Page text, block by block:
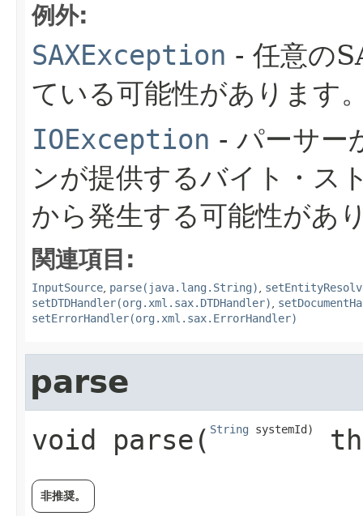
例外:
SAXException - 任意の
ている可能性があります
IOException - パーサー
ンが提供するバイト・ス
から発生する可能性があ
関連項目:
InputSource parse(java.lang.String)
setDTDHandler(org.xml.sax.DTDHandler)
setErrorHandler(org.xml.sax.ErrorHandler)
parse
void parse​( String systemId)
非推奨。